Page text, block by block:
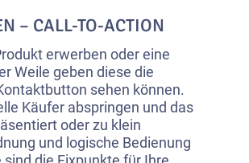
– CALL-TO-ACTION
erwerben oder eine
Weile geben diese die
sehen können.
Käufer abspringen und das
oder zu klein
und logische Bedienung